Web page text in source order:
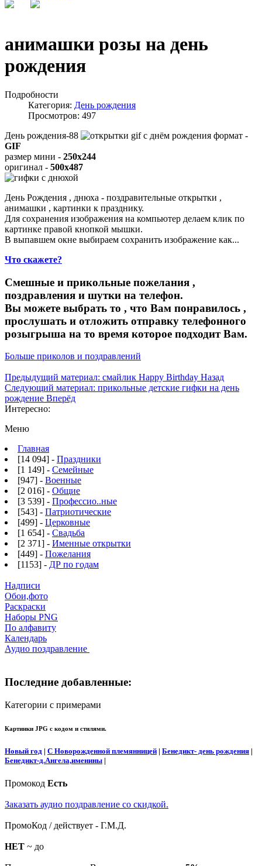
анимашки розы на день
рождения
Подробности
Категория: День рождения
Просмотров: 497
День рождения-88
формат -
GIF
размер мини - 250x244
оригинал - 500x487
День Рождения , днюха - поздравительные открытки ,
анимашки , картинки к празднику.
Для сохранения изображения на компьютер делаем клик по
картинке правой кнопкой мышки.
В выпавшем окне выбираем сохранить изображение как...
Что скажете?
Смешные и прикольные пожелания ,
поздравления и шутки на телефон.
Вы можете выбрать то , что Вам понравилось ,
прослушать и отложить отправку телефонного
розыгрыша на то время которое подходит Вам.
Больше приколов и поздравлений
Предыдущий материал: смайлик Happy Birthday Назад
Следующий материал: прикольные детские гифки на день
рождение Вперёд
Интересно:
Меню
Главная
[14 094] - Праздники
[1 149] - Семейные
[947] - Военные
[2 016] - Общие
[3 539] - Профессио..ные
[543] - Патриотические
[499] - Церковные
[1 654] - Свадьба
[2 371] - Именные открытки
[449] - Пожелания
[1153] - ДР по годам
Надписи
Обои,фото
Раскраски
Наборы PNG
По алфавиту
Календарь
Аудио поздравление
Последние добавленные:
Категории с примерами
Картинки JPG с кодом и стилями.
Новый год | С Новорожденной племянницей | Бенедикт- день рождения |
Бенедикт-д.Ангела,именины |
Промокод Есть
Заказать аудио поздравление со скидкой.
ПромоКод / действует - Г.М.Д.
НЕТ ~ до